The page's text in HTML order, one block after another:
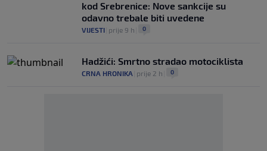
kod Srebrenice: Nove sankcije su
odavno trebale biti uvedene
VIJESTI prije 9 h 0
Hadžići: Smrtno stradao motociklista
CRNA HRONIKA prije 2 h 0